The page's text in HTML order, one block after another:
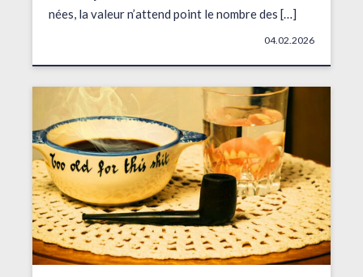
nées, la valeur n’attend point le nombre des […]
04.02.2026